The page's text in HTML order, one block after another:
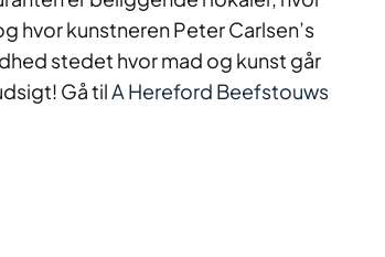
kunstneren Peter Carlsen’s
stedet hvor mad og kunst går
Gå tilA Hereford Beefstouws